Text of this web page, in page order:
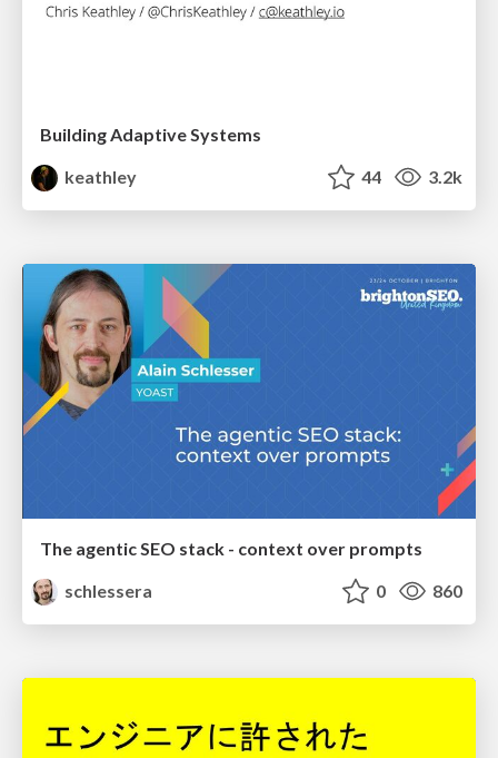
Building Adaptive Systems
keathley
44 3.2k
The agentic SEO stack - context over prompts
schlessera
0 860